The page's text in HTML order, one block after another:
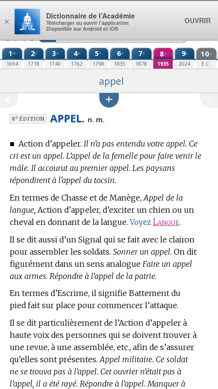
Aller au contenu
1re
1694
2e
1718
3e
1740
4e
1762
5e
1798
6e
1835
7e
1878
8e
1935
9e
2024
10e
E.C.
appel
8eÉDITION APPEL. n. m.
■ Action d’appeler. Il n’a pas entendu votre appel. Ce
cri est un appel. L’appel de la femelle pour faire venir le
mâle. Il accourut au premier appel. Les paysans
répondirent à l’appel du tocsin.
En termes de Chasse et de Manège, Appel de la
langue, Action d’appeler, d’exciter un chien ou un
cheval en donnant de la langue.Voyez Langue.
Il se dit aussi d’un Signal qui se fait avec le clairon
pour assembler les soldats. Sonner un appel. On dit
figurément dans un sens analogue Faire un appel
aux armes. Répondre à l’appel de la patrie.
En termes d’Escrime, il signifie Battement du
pied fait sur place pour commencer l’attaque.
Il se dit particulièrement de l’Action d’appeler à
haute voix des personnes qui se doivent trouver à
une revue, à une assemblée, etc., afin de s’assurer
qu’elles sont présentes. Appel militaire. Ce soldat
ne se trouva pas à l’appel. Cet ouvrier n’était pas à
l’appel, il a été rayé. Répondre à l’appel. Manquer à
×
Dictionnaire de l’Académie
Télécharger ou ouvrir l’application
Disponible sur Android et iOS
OUVRIR